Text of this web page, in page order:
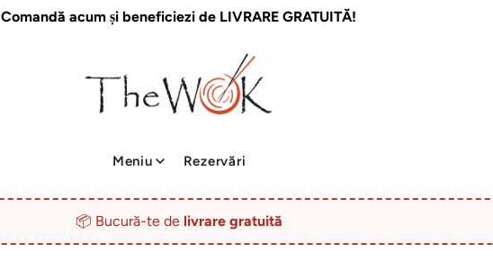
Comandă acum și beneficiezi de LIVRARE GRATUITĂ!
Meniu Rezervări
📦 Bucură-te de livrare gratuită